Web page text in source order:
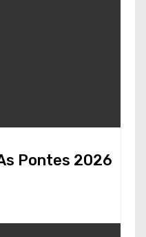
Pontes 2026